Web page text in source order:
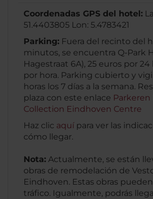
Coordenadas GPS del hotel:
51.4403805 Lon: 5.4783421
Parking: Fuera del recinto del
minutos, se encuentra Q-Park
Hagestraat 6A), 25 euros por 24
por hora. Parking cubierto y
horas los 7 días a la semana.
plaza con este enlace Parkeren
Collection Eindhoven Centre
Haz clic aquí para ver las
cómo llegar.
Nota: Actualmente, se están
obras de remodelación de
Eindhoven. Estas obras
tráfico. Igualmente, podrás